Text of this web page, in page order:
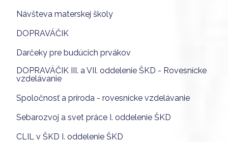
Návšteva materskej školy
DOPRAVÁČIK
Darčeky pre budúcich prvákov
DOPRAVÁČIK III. a VII. oddelenie ŠKD - Rovesnícke
vzdelávanie
Spoločnosť a príroda - rovesnícke vzdelávanie
Sebarozvoj a svet práce I. oddelenie ŠKD
CLIL v ŠKD I. oddelenie ŠKD